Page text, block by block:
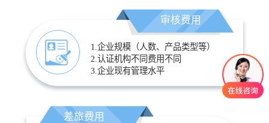
审核费用
1.企业规模（人数、产品类型等）
2.认证机构不同费用不同
3.企业现有管理水平
差旅费用